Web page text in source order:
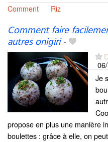
Comment
Riz
Comment faire
autres onigiri-
Je
propose en plus une manière
boulettes : grâce à elle, on